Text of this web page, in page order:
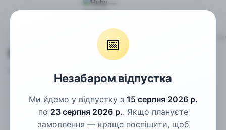
📅
Незабаром відпустка
Ми йдемо у відпустку з 15 серпня 2026 р.
по 23 серпня 2026 р.. Якщо плануєте
замовлення — краще поспішити, щоб
Сорочкові гудзики Гудзики сорочкові бежеві
Гудзики сорочкові бежеві 11.5 мм